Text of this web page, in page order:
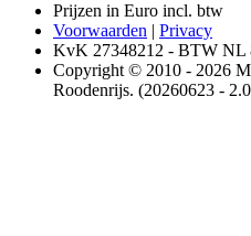
Prijzen in Euro incl. btw
Voorwaarden | Privacy
KvK 27348212 - BTW NL
Copyright © 2010 - 2026
Roodenrijs. (20260623 -